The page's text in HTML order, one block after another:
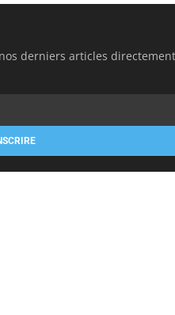
derniers articles directement